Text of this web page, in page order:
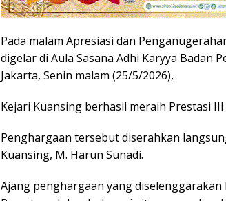
Pada malam Apresiasi dan
digelar di Aula Sasana Adhi Karyya Badan
Jakarta, Senin malam (25/5/2026),
Kejari Kuansing berhasil meraih Prestasi
Penghargaan tersebut diserahkan
Kuansing, M. Harun Sunadi.
Ajang penghargaan yang diselenggarakan